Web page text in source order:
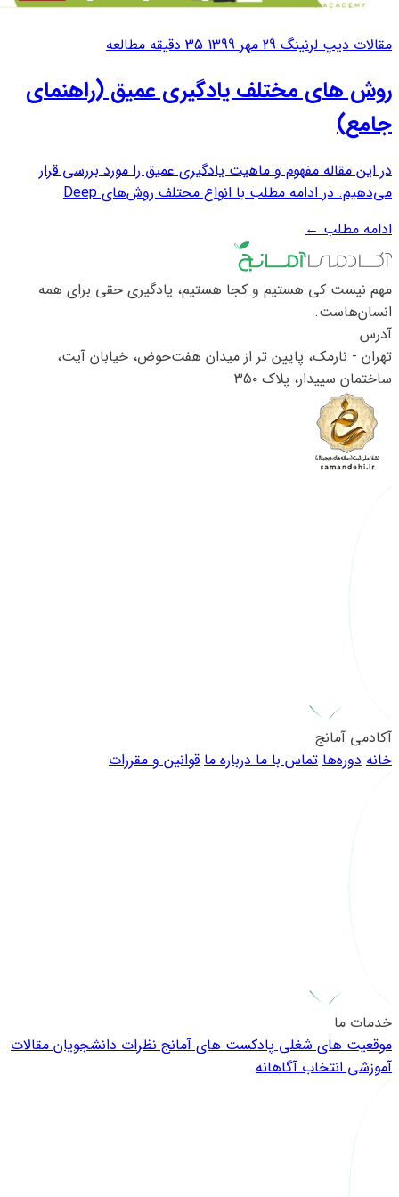
مقالات دیپ لرنینگ 29 مهر 1399 35 دقیقه مطالعه
روش های مختلف یادگیری عمیق (راهنمای
جامع)
در این مقاله مفهوم و ماهیت یادگیری عمیق را مورد بررسی قرار
می‌دهیم. در ادامه مطلب با انواع محتلف روش‌های Deep
کلاسی از تکنیک‌های یادگیری ماشین است که از لایه‌های زیادی از
پردازش اطلاعات غیر خطی برای...
ادامه مطلب←
مهم نیست کی هستیم و کجا هستیم، یادگیری حقی برای همه
انسان‌هاست.
آدرس
تهران - نارمک، پایین تر از میدان هفت‌حوض، خیابان آیت،
ساختمان سپیدار، پلاک ۳۵۰
آکادمی آمانج
خانه دوره‌ها تماس با مادرباره ما قوانین و مقررات
خدمات ما
موقعیت های شغلیپادکست های آمانجنظرات دانشجویانمقالات
آموزشیانتخاب آگاهانه